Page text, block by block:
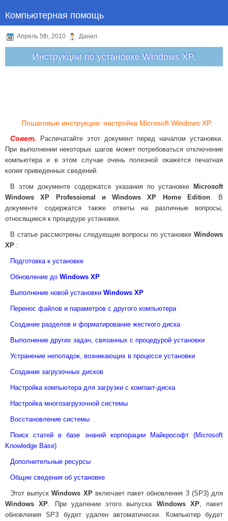
Компьютерная помощь
Апрель 5th, 2010 Данил
Инструкции по установке Windows XP.
Пошаговые инструкции: настройка Microsoft Windows XP.
Совет. Распечатайте этот документ перед началом установки.
При выполнении некоторых шагов может потребоваться отключение
компьютера и в этом случае очень полезной окажется печатная
копия приведенных сведений.
В этом документе содержатся указания по установке
Microsoft
Windows XP Professional и Windows XP Home Edition. В
документе содержатся также ответы на различные вопросы,
относящиеся к процедуре установки.
В статье рассмотрены следующие вопросы по установке Windows
XP :
Подготовка к установке
Обновление до Windows XP
Выполнение новой установки Windows XP
Перенос файлов и параметров с другого компьютера
Создание разделов и форматирование жесткого диска
Выполнение других задач, связанных с процедурой установки
Устранение неполадок, возникающих в процессе установки
Создание загрузочных дисков
Настройка компьютера для загрузки с компакт-диска
Настройка многозагрузочной системы
Восстановление системы
Поиск статей в базе знаний корпорации Майкрософт (Microsoft
Knowledge Base)
Дополнительные ресурсы
Общие сведения об установке
Этот выпускWindows XPвключает пакет обновления 3 (SP3) для
Windows XP. При удалении этого выпуска Windows XP, пакет
обновления SP3 будет удален автоматически. Компьютер будет